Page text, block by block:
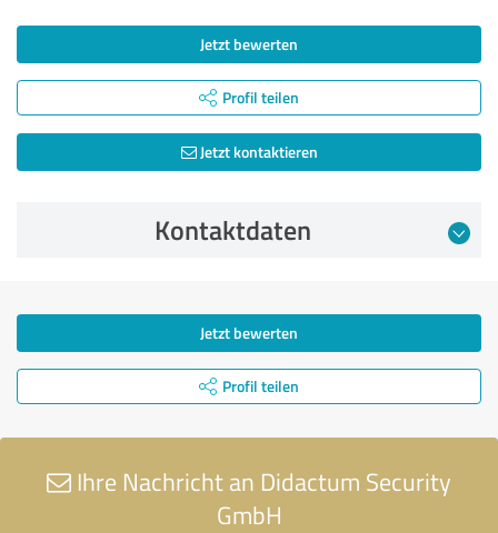
Jetzt bewerten
Profil teilen
Jetzt kontaktieren
Kontaktdaten
Jetzt bewerten
Profil teilen
Ihre Nachricht an Didactum Security
GmbH